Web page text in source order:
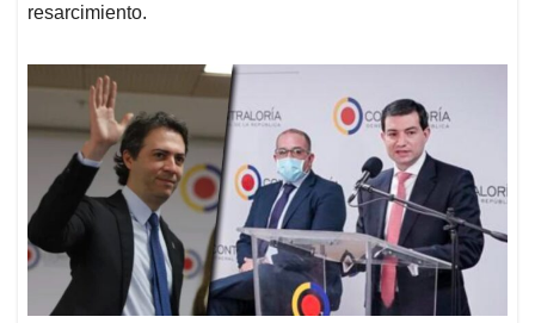
resarcimiento.